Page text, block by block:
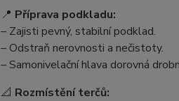
📍 Příprava podkladu:
– Zajisti pevný, stabilní podklad.
– Odstraň nerovnosti a nečistoty.
– Samonivelační hlava dorovná
📐 Rozmístění terčů: